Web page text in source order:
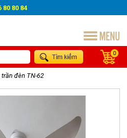
80 80 84
0
trần đèn TN-62